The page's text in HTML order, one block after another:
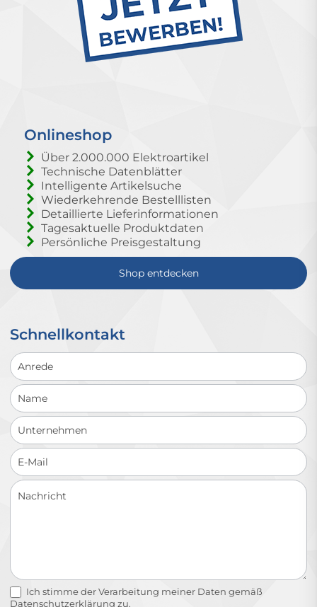
Onlineshop
Über 2.000.000 Elektroartikel
Technische Datenblätter
Intelligente Artikelsuche
Wiederkehrende Bestelllisten
Detaillierte Lieferinformationen
Tagesaktuelle Produktdaten
Persönliche Preisgestaltung
Shop entdecken
Schnellkontakt
Schnellkontakt
Ich stimme der Verarbeitung meiner Daten gemäß
Datenschutzerklärung zu.